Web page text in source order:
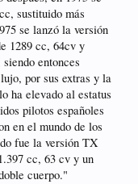
sustituido más
se lanzó la versión
1289 cc, 64cv y
entonces
por sus extras y la
ha elevado al estatus
pilotos españoles
en el mundo de los
fue la versión TX
cc, 63 cv y un
cuerpo."